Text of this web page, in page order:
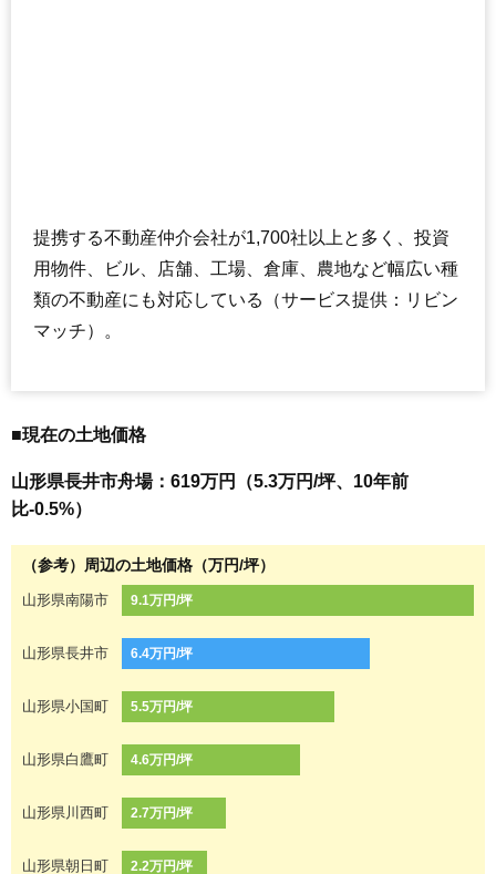
提携する不動産仲介会社が1,700社以上と多く、投資
用物件、ビル、店舗、工場、倉庫、農地など幅広い種
類の不動産にも対応している（サービス提供：リビン
マッチ）。
■現在の土地価格
山形県長井市舟場：619万円（5.3万円/坪、10年前
比-0.5%）
（参考）周辺の土地価格（万円/坪）
山形県南陽市 9.1万円/坪
山形県長井市 6.4万円/坪
山形県小国町 5.5万円/坪
山形県白鷹町 4.6万円/坪
山形県川西町 2.7万円/坪
山形県朝日町 2.2万円/坪